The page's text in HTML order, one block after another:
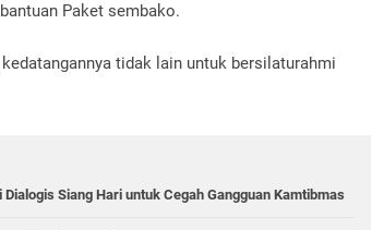
Paket sembako.
tidak lain untuk bersilaturahmi
Siang Hari untuk Cegah Gangguan Kamtibmas